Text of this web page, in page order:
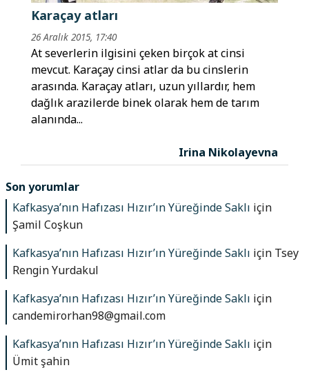
Karaçay atları
26 Aralık 2015, 17:40
At severlerin ilgisini çeken birçok at cinsi
mevcut. Karaçay cinsi atlar da bu cinslerin
arasında. Karaçay atları, uzun yıllardır, hem
dağlık arazilerde binek olarak hem de tarım
alanında...
Irina Nikolayevna
Son yorumlar
Kafkasya’nın Hafızası Hızır’ın Yüreğinde Saklı için
Şamil Coşkun
Kafkasya’nın Hafızası Hızır’ın Yüreğinde Saklı için Tsey
Rengin Yurdakul
Kafkasya’nın Hafızası Hızır’ın Yüreğinde Saklı için
candemirorhan98@gmail.com
Kafkasya’nın Hafızası Hızır’ın Yüreğinde Saklı için
Ümit şahin